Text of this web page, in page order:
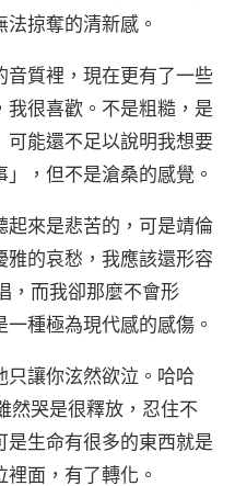
掠奪的清新感。
音質裡，現在更有了一些
很喜歡。不是粗糙，是
能還不足以說明我想要
，但不是滄桑的感覺。
起來是悲苦的，可是靖倫
的哀愁，我應該還形容
，而我卻那麼不會形
種極為現代感的感傷。
只讓你泫然欲泣。哈哈
然哭是很釋放，忍住不
生命有很多的東西就是
面，有了轉化。